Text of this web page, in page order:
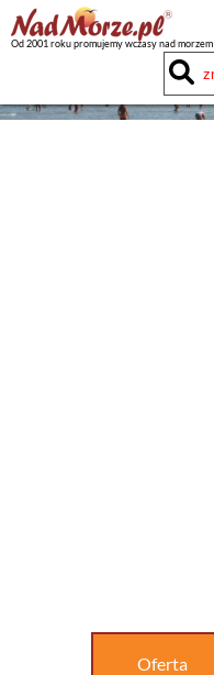
Od 2001 roku promujemy wczasy nad morzem
Oferta